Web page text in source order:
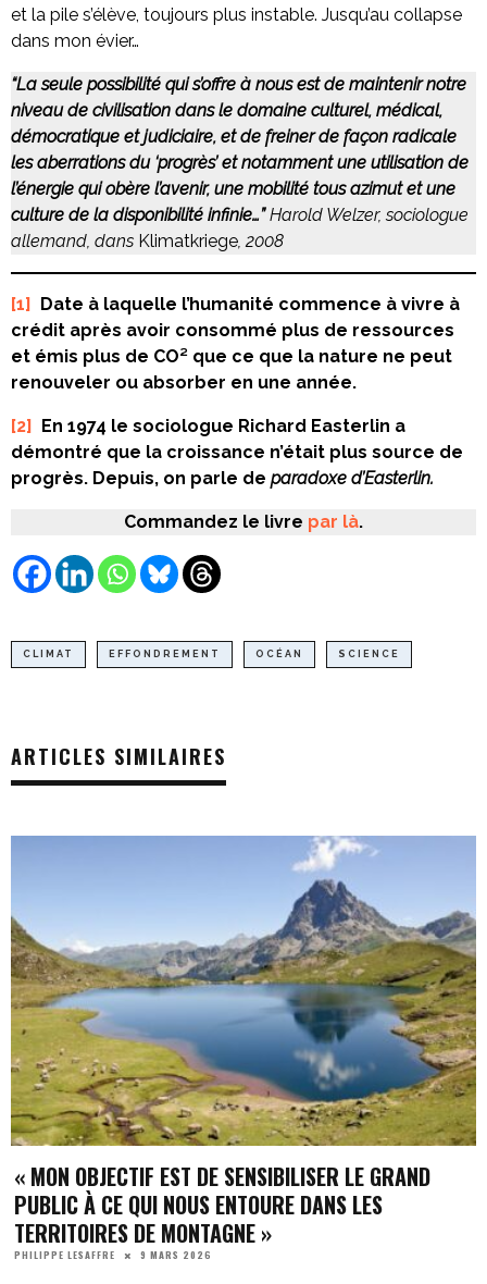
et la pile s’élève, toujours plus instable. Jusqu’au collapse
dans mon évier…
“La seule possibilité qui s’offre à nous est de maintenir notre
niveau de civilisation dans le domaine culturel, médical,
démocratique et judiciaire, et de freiner de façon radicale
les aberrations du ‘progrès’ et notamment une utilisation de
l’énergie qui obère l’avenir, une mobilité tous azimut et une
culture de la disponibilité infinie…” Harold Welzer, sociologue
allemand, dans Klimatkriege , 2008
[1] Date à laquelle l’humanité commence à vivre à
crédit après avoir consommé plus de ressources
et émis plus de CO² que ce que la nature ne peut
renouveler ou absorber en une année.
[2] En 1974 le sociologue Richard Easterlin a
démontré que la croissance n’était plus source de
progrès. Depuis, on parle de paradoxe d’Easterlin.
Commandez le livre par là.
CLIMAT EFFONDREMENT OCÉAN SCIENCE
ARTICLES SIMILAIRES
« MON OBJECTIF EST DE SENSIBILISER LE GRAND
PUBLIC À CE QUI NOUS ENTOURE DANS LES
TERRITOIRES DE MONTAGNE »
PHILIPPE LESAFFRE 9 MARS 2026